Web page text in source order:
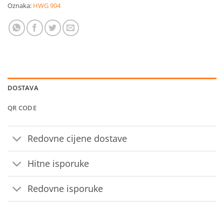
Oznaka: HWG 904
DOSTAVA
QR CODE
Redovne cijene dostave
Hitne isporuke
Redovne isporuke